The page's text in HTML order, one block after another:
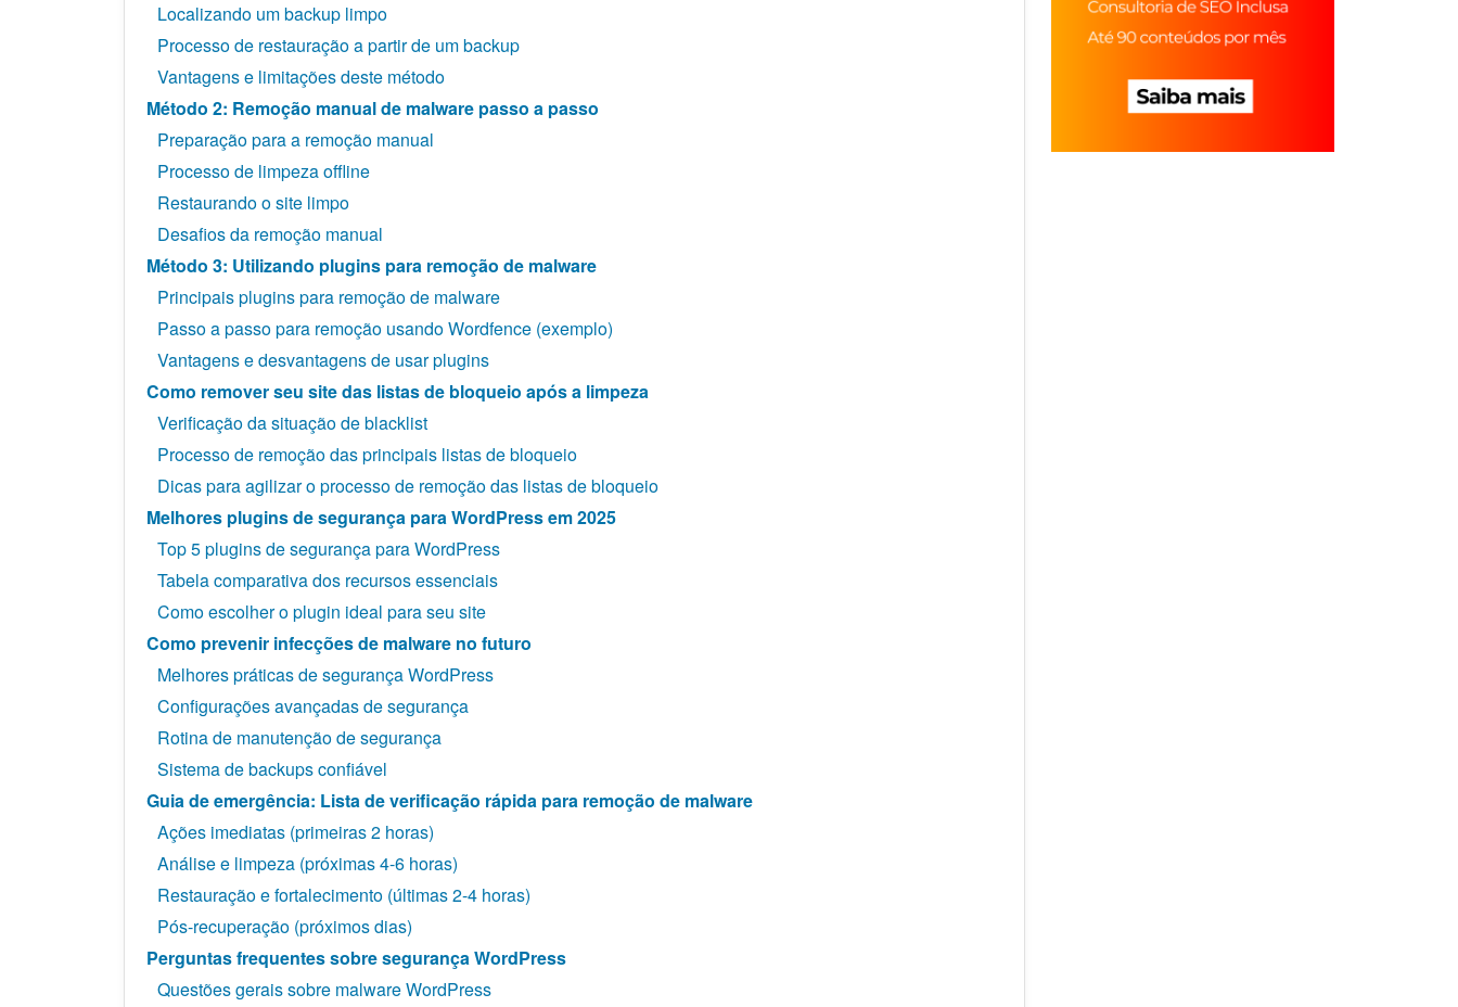
Localizando um backup limpo
Processo de restauração a partir de um backup
Vantagens e limitações deste método
Método 2: Remoção manual de malware passo a passo
Preparação para a remoção manual
Processo de limpeza offline
Restaurando o site limpo
Desafios da remoção manual
Método 3: Utilizando plugins para remoção de malware
Principais plugins para remoção de malware
Passo a passo para remoção usando Wordfence (exemplo)
Vantagens e desvantagens de usar plugins
Como remover seu site das listas de bloqueio após a limpeza
Verificação da situação de blacklist
Processo de remoção das principais listas de bloqueio
Dicas para agilizar o processo de remoção das listas de bloqueio
Melhores plugins de segurança para WordPress em 2025
Top 5 plugins de segurança para WordPress
Tabela comparativa dos recursos essenciais
Como escolher o plugin ideal para seu site
Como prevenir infecções de malware no futuro
Melhores práticas de segurança WordPress
Configurações avançadas de segurança
Rotina de manutenção de segurança
Sistema de backups confiável
Guia de emergência: Lista de verificação rápida para remoção de malware
Ações imediatas (primeiras 2 horas)
Análise e limpeza (próximas 4-6 horas)
Restauração e fortalecimento (últimas 2-4 horas)
Pós-recuperação (próximos dias)
Perguntas frequentes sobre segurança WordPress
Questões gerais sobre malware WordPress